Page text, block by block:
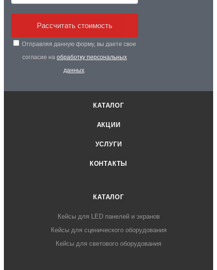
Рассчитать стоимость
Отправляя данную форму, вы даете свое
согласие на обработку персональных
данных.
КАТАЛОГ
АКЦИИ
УСЛУГИ
КОНТАКТЫ
КАТАЛОГ
Кейсы для LED панелей и экранов
Кейсы для сценического оборудования
Кейсы для светового оборудования